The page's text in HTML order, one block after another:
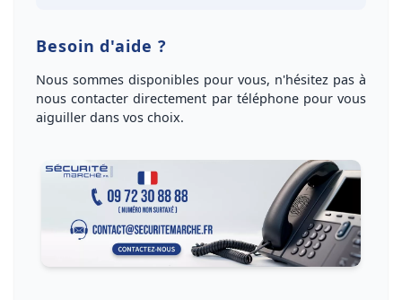
Besoin d'aide ?
Nous sommes disponibles pour vous, n'hésitez pas à
nouscontacter directement par téléphonepour vous
aiguiller dans vos choix.